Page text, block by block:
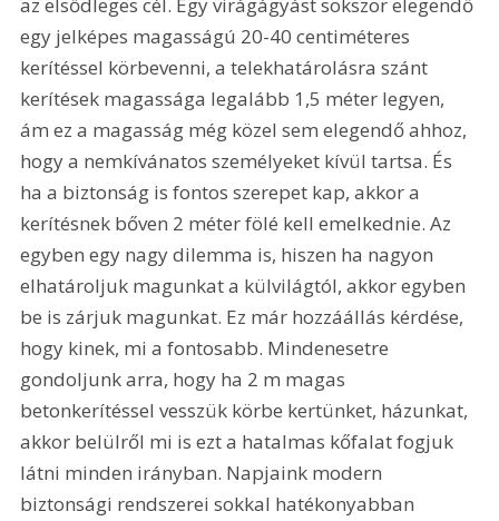
az elsődleges cél. Egy virágágyást sokszor elegendő
egy jelképes magasságú 20-40 centiméteres
kerítéssel körbevenni, a telekhatárolásra szánt
kerítések magassága legalább 1,5 méter legyen,
ám ez a magasság még közel sem elegendő ahhoz,
hogy a nemkívánatos személyeket kívül tartsa. És
ha a biztonság is fontos szerepet kap, akkor a
kerítésnek bőven 2 méter fölé kell emelkednie. Az
egyben egy nagy dilemma is, hiszen ha nagyon
elhatároljuk magunkat a külvilágtól, akkor egyben
be is zárjuk magunkat. Ez már hozzáállás kérdése,
hogy kinek, mi a fontosabb. Mindenesetre
gondoljunk arra, hogy ha 2 m magas
betonkerítéssel vesszük körbe kertünket, házunkat,
akkor belülről mi is ezt a hatalmas kőfalat fogjuk
látni minden irányban. Napjaink modern
biztonsági rendszerei sokkal hatékonyabban